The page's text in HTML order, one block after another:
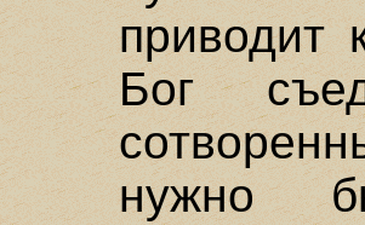
приводит
Бог
нужно